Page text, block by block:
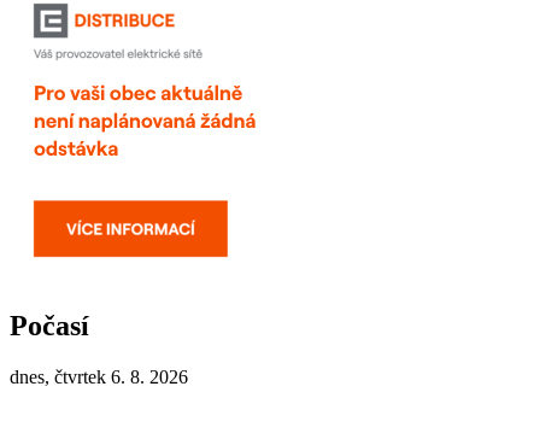
Počasí
dnes, čtvrtek 6. 8. 2026